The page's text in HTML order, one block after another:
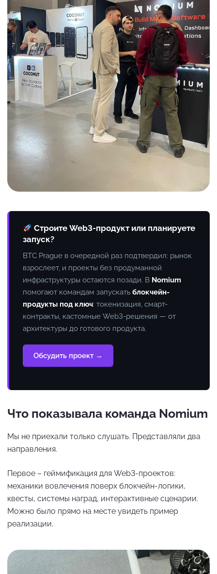
Строите Web3-продукт или планируете
запуск?
BTC Prague в очередной раз подтвердил: рынок
взрослеет, и проекты без продуманной
инфраструктуры остаются позади. В Nomium
помогают командам запускать блокчейн-
продукты под ключ: токенизация, смарт-
контракты, кастомные Web3-решения — от
архитектуры до готового продукта.
Обсудить проект →
Что показывала команда Nomium
Мы не приехали только слушать. Представляли два
направления.
Первое – геймификация для Web3-проектов:
механики вовлечения поверх блокчейн-логики,
квесты, системы наград, интерактивные сценарии.
Можно было прямо на месте увидеть пример
реализации.